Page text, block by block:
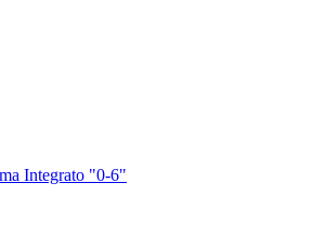
Integrato "0-6"